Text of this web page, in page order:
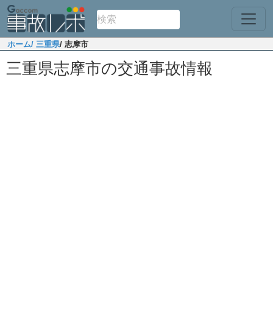
ホーム/ 三重県/ 志摩市
三重県志摩市の交通事故情報